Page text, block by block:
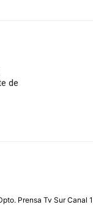
de
Prensa Tv Sur Canal